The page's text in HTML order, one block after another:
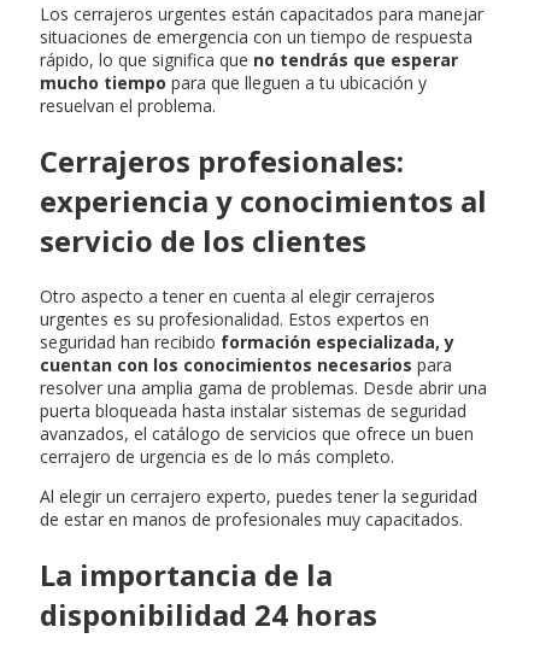
Los cerrajeros urgentes están capacitados para manejar
situaciones de emergencia con un tiempo de respuesta
rápido, lo que significa que no tendrás que esperar
mucho tiempo para que lleguen a tu ubicación y
resuelvan el problema.
Cerrajeros profesionales:
experiencia y conocimientos al
servicio de los clientes
Otro aspecto a tener en cuenta al elegir cerrajeros
urgentes es su profesionalidad. Estos expertos en
seguridad han recibido formación especializada, y
cuentan con los conocimientos necesarios para
resolver una amplia gama de problemas. Desde abrir una
puerta bloqueada hasta instalar sistemas de seguridad
avanzados, el catálogo de servicios que ofrece un buen
cerrajero de urgencia es de lo más completo.
Al elegir un cerrajero experto, puedes tener la seguridad
de estar en manos de profesionales muy capacitados.
La importancia de la
disponibilidad 24 horas